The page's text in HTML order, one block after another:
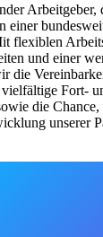
Arbeitgeber,
einer
flexiblen
und einer
die
Fort-
die
unserer